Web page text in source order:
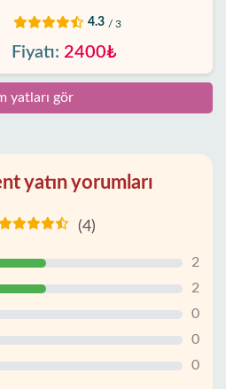
4.3 / 3
Fiyatı: 2400₺
yatları gör
yatın yorumları
(4)
2
2
0
0
0